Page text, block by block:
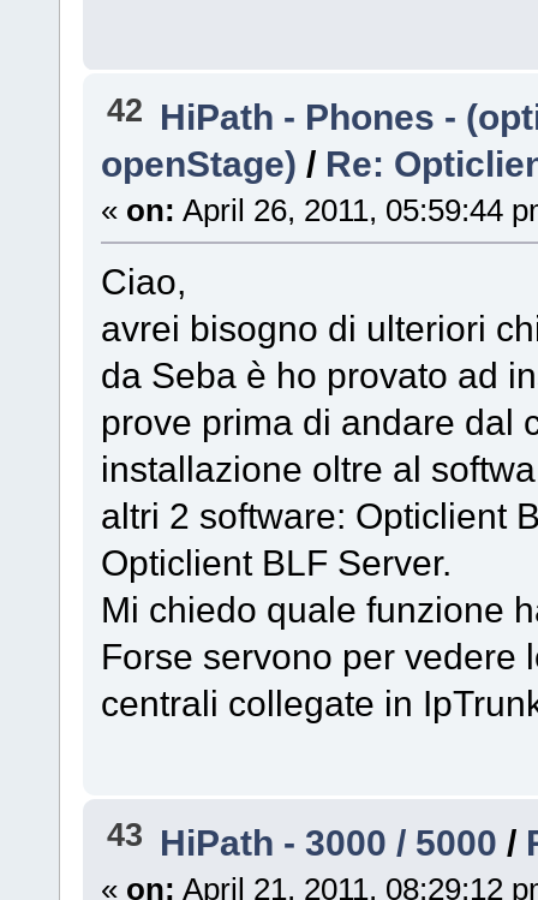
42 HiPath - Phones -
openStage) / Re:
« on: April 26, 2011, 05:59:44
Ciao,
avrei bisogno di ulteriori
da Seba è ho provato ad
prove prima di andare dal
installazione oltre al
altri 2 software: Opticlient
Opticlient BLF Server.
Mi chiedo quale funzione
Forse servono per vedere
centrali collegate in
43 HiPath - 3000 / 5000 /
« on: April 21, 2011, 08:29:12